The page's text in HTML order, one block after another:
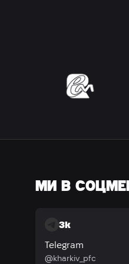
МИ В
3k
Telegram
@kharkiv_pfc